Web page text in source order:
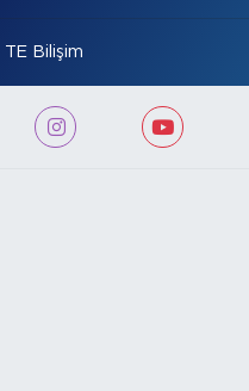
TE Bilişim